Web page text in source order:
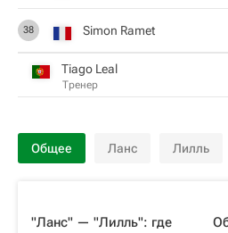
38 Simon Ramet
Tiago Leal
Тренер
Общее Ланс Лилль
"Ланс" — "Лилль": где